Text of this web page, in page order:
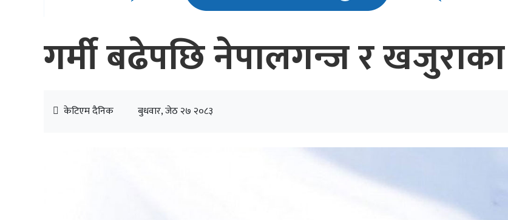
गर्मी बढेपछि नेपालगन्ज र खजुराका
केटिएम दैनिक बुधवार, जेठ २७ २०८३